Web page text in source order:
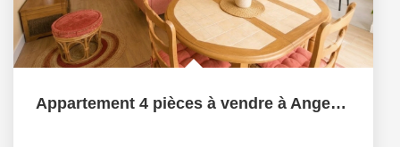
Appartement 4 pièces à vendre à Angers - Quartier Madeleine...